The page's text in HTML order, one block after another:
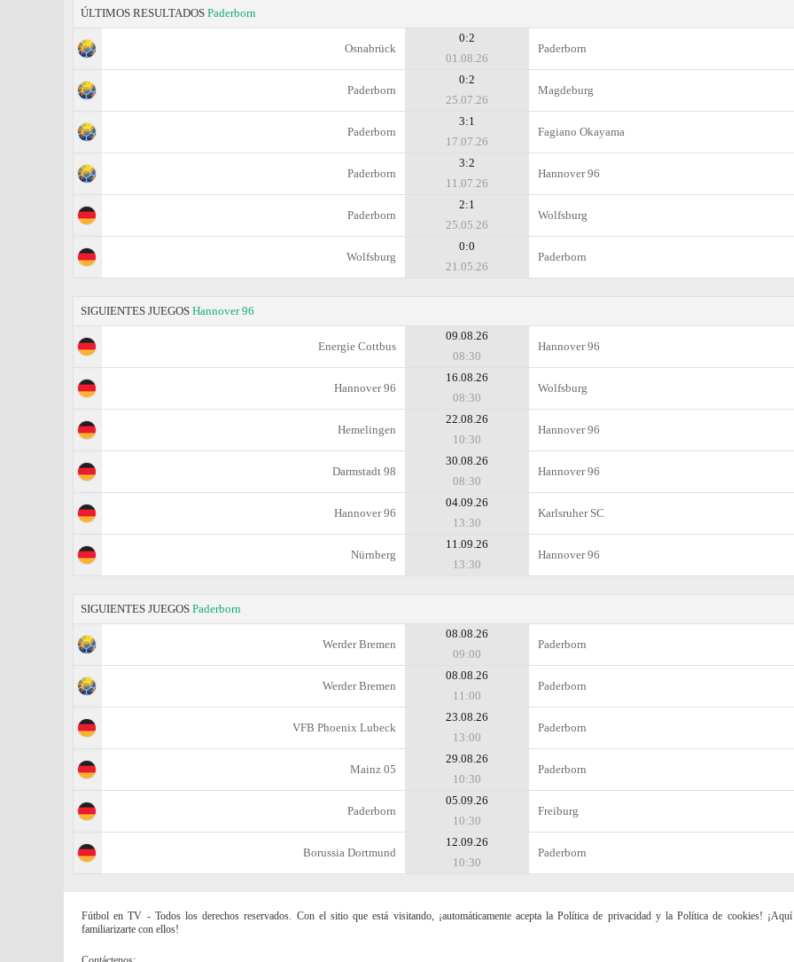
ÚLTIMOS RESULTADOS Paderborn
Osnabrück
0:2
01.08.26
Paderborn
Paderborn
0:2
25.07.26
Magdeburg
Paderborn
3:1
17.07.26
Fagiano Okayama
Paderborn
3:2
11.07.26
Hannover 96
Paderborn
2:1
25.05.26
Wolfsburg
Wolfsburg
0:0
21.05.26
Paderborn
SIGUIENTES JUEGOS Hannover 96
Energie Cottbus
09.08.26
08:30
Hannover 96
Hannover 96
16.08.26
08:30
Wolfsburg
Hemelingen
22.08.26
10:30
Hannover 96
Darmstadt 98
30.08.26
08:30
Hannover 96
Hannover 96
04.09.26
13:30
Karlsruher SC
Nürnberg
11.09.26
13:30
Hannover 96
SIGUIENTES JUEGOS Paderborn
Werder Bremen
08.08.26
09:00
Paderborn
Werder Bremen
08.08.26
11:00
Paderborn
VFB Phoenix Lubeck
23.08.26
13:00
Paderborn
Mainz 05
29.08.26
10:30
Paderborn
Paderborn
05.09.26
10:30
Freiburg
Borussia Dortmund
12.09.26
10:30
Paderborn
Fútbol en TV - Todos los derechos reservados. Con el sitio que está visitando, ¡automáticamente acepta la Política de privacidad y la Política de cookies! ¡Aquí
familiarizarte con ellos!